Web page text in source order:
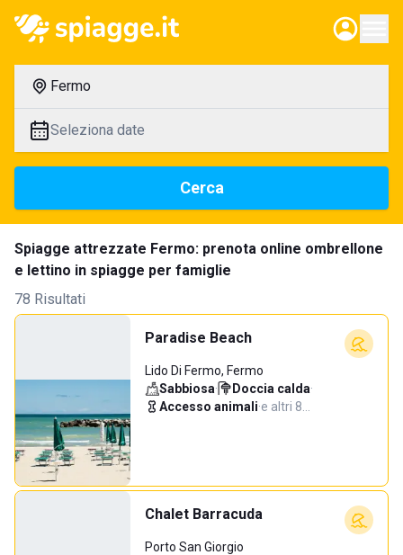
Fermo
Seleziona date
Cerca
Spiagge attrezzate Fermo: prenota online ombrellone
e lettino in spiagge per famiglie
78 Risultati
Paradise Beach
Lido Di Fermo, Fermo
Sabbiosa· Doccia calda·
Accesso animali·e altri 8…
Chalet Barracuda
Porto San Giorgio